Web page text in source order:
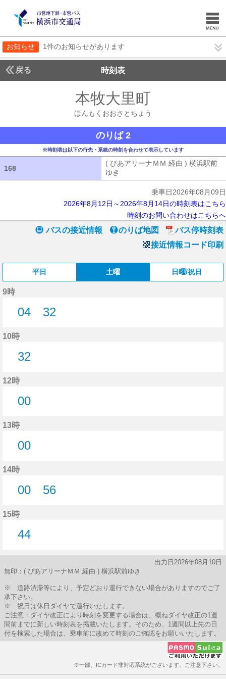
お知らせ 1件のお知らせがあります
戻る 時刻表
本牧大里町
ほんもくおおさとちょう
のりば 2
※時刻表は以下の行先・系統の時刻を合わせて表示しています
168
( ぴあアリーナＭＭ 経由 ) 横浜駅前
ゆき
乗車日2026年08月09日
2026年8月12日～2026年8月14日の時刻表はこちら
時刻のお問い合わせはこちらへ
バスの接近情報 のりば地図
バス停時刻表
接近情報コード印刷
平日 土曜 日曜/祝日
9時
04
32
10時
32
12時
00
13時
00
14時
00
56
15時
44
出力日2026年08月10日
無印：( ぴあアリーナＭＭ 経由 ) 横浜駅前ゆき
※ 道路渋滞等により、予定どおり運行できない場合がありますのでご了
承下さい。
※ 祝日は休日ダイヤで運行いたします。
ご注意：ダイヤ改正により時刻を変更する場合は、概ねダイヤ改正の1週
間前までに新しい時刻表を掲載いたします。そのため、1週間以上先の日
付を検索した場合は、乗車前に改めて時刻のご確認をお願いいたします。
※一部、ICカード非対応系統がございます。ご注意下さい。